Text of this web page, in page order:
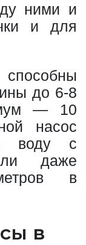
ними и
и для
до 6-8
— 10
насос
воду с
даже
в
в